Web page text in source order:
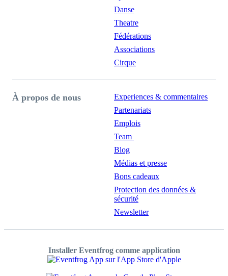
Danse
Theatre
Fédérations
Associations
Cirque
À propos de nous
Experiences & commentaires
Partenariats
Emplois
Team
Blog
Médias et presse
Bons cadeaux
Protection des données &
sécurité
Newsletter
Installer Eventfrog comme application